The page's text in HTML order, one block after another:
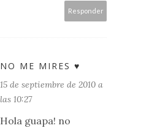
Responder
NO ME MIRES ♥
15 de septiembre de 2010 a
las 10:27
Hola guapa! no